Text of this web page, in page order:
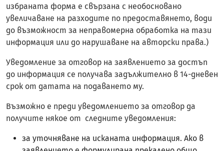
избраната форма е свързана с необосновано
увеличаване на разходите по предоставянето, води
до възможност за неправомерна обработка на тази
информация или до нарушаване на авторски права.)
Уведомление за отговор на заявлението за достъп
до информация се получава задължително в 14-дневен
срок от датата на подаването му.
Възможно е преди уведомлението за отговор да
получите някое от следните уведомления:
за уточняване на исканата информация. Ако в